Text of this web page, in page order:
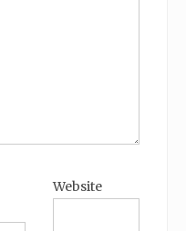
Website